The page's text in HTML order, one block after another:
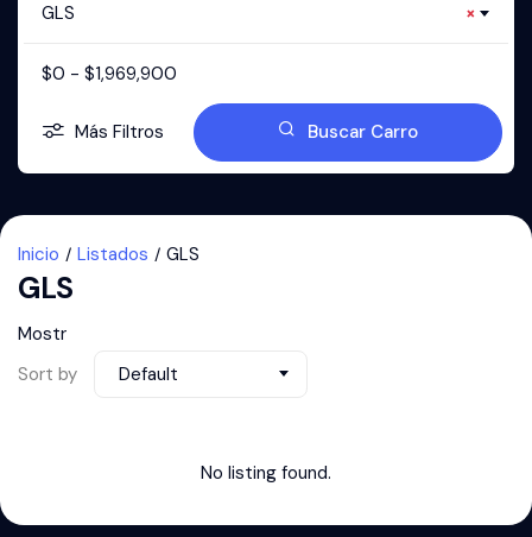
×
GLS
$0 - $1,969,900
Más Filtros Buscar Carro
Inicio Listados GLS
GLS
Mostr
Sort by
Default
No listing found.